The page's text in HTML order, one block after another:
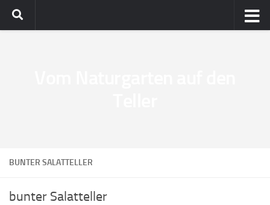
BUNTER SALATTELLER
bunter Salatteller